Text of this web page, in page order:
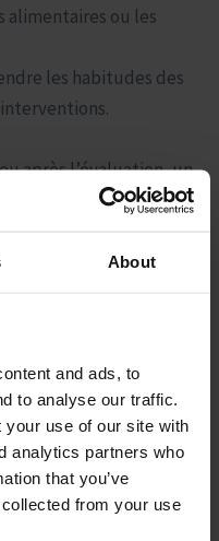
About
and ads, to
to analyse our traffic.
your use of our site with
analytics partners who
that you’ve
from your use
alimentaires ou les
les habitudes des
après l’évaluation, un
un plan d’action
en ce qui concerne la
compagnie et des
inclure des pièges,
en place de postes
et les
des dispositifs de